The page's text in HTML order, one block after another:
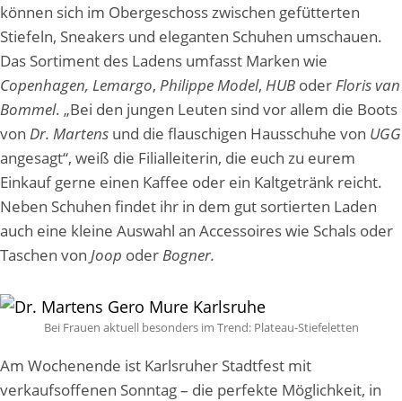
können sich im Obergeschoss zwischen gefütterten
Stiefeln, Sneakers und eleganten Schuhen umschauen.
Das Sortiment des Ladens umfasst Marken wie
Copenhagen, Lemargo, Philippe Model, HUB oderFloris van
Bommel. „Bei den jungen Leuten sind vor allem die Boots
von Dr. Martens und die flauschigen Hausschuhe von UGG
angesagt“, weiß die Filialleiterin, die euch zu eurem
Einkauf gerne einen Kaffee oder ein Kaltgetränk reicht.
Neben Schuhen findet ihr in dem gut sortierten Laden
auch eine kleine Auswahl an Accessoires wie Schals oder
Taschen von Joop oderBogner.
Bei Frauen aktuell besonders im Trend: Plateau-Stiefeletten
Am Wochenende ist Karlsruher Stadtfest mit
verkaufsoffenen Sonntag – die perfekte Möglichkeit, in